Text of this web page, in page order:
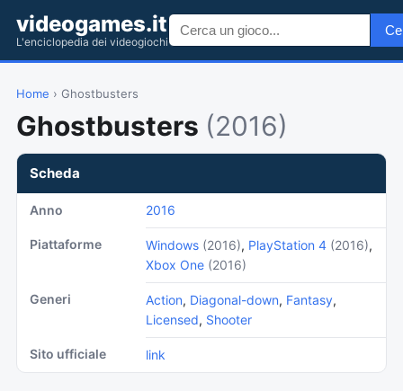
videogames.it
L'enciclopedia dei videogiochi
Home › Ghostbusters
Ghostbusters (2016)
Scheda
Anno 2016
Piattaforme Windows (2016), PlayStation 4 (2016),
Xbox One (2016)
Generi Action, Diagonal-down, Fantasy,
Licensed, Shooter
Sito ufficiale link